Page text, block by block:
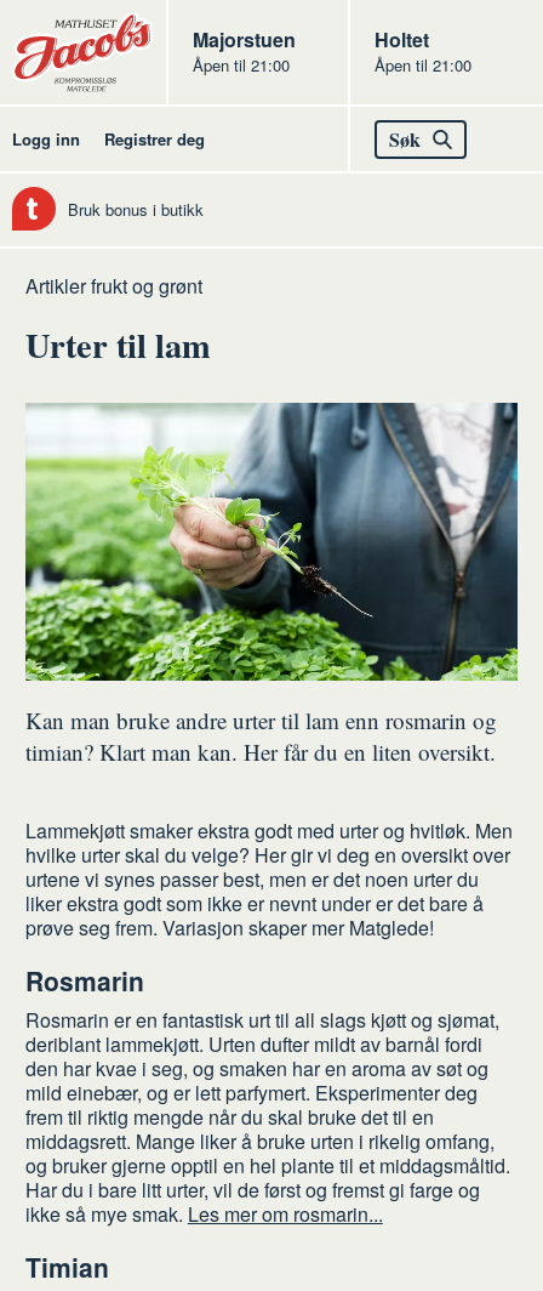
Butikker
Jacobs
Majorstuen
Åpen til 21:00
Jacobs
Holtet
Åpen til 21:00
Logg inn Registrer deg Søk
Bruk bonus i butikk
Hjem
Frukt
grønt
Artikler frukt og grønt
Urter til lam
Kan man bruke andre urter til lam enn rosmarin og
timian? Klart man kan. Her får du en liten oversikt.
Lammekjøtt smaker ekstra godt med urter og hvitløk. Men
hvilke urter skal du velge? Her gir vi deg en oversikt over
urtene vi synes passer best, men er det noen urter du
liker ekstra godt som ikke er nevnt under er det bare å
prøve seg frem. Variasjon skaper mer Matglede!
Rosmarin
Rosmarin er en fantastisk urt til all slags kjøtt og sjømat,
deriblant lammekjøtt. Urten dufter mildt av barnål fordi
den har kvae i seg, og smaken har en aroma av søt og
mild einebær, og er lett parfymert. Eksperimenter deg
frem til riktig mengde når du skal bruke det til en
middagsrett. Mange liker å bruke urten i rikelig omfang,
og bruker gjerne opptil en hel plante til et middagsmåltid.
Har du i bare litt urter, vil de først og fremst gi farge og
ikke så mye smak. Les mer om rosmarin...
Timian